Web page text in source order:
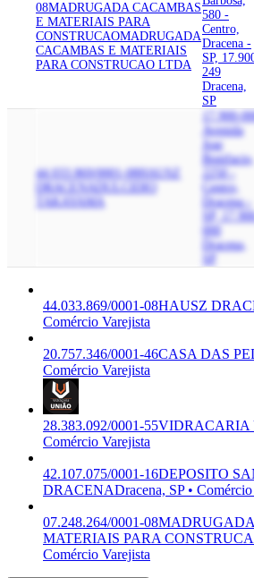
08MADRUGADA CACAMBAS
E MATERIAIS PARA
CONSTRUCAOMADRUGADA
CACAMBAS E MATERIAIS
PARA CONSTRUCAO LTDA
580 -
Centro,
Dracena -
SP,
249
Dracena,
SP
44.033.869/0001-08HAUSZ
DRACENADULCIDIO
TAKAYAMA
17.900-
Avenida
Jose
Bonifacio,
Centro,
Dracena -
SP,
000
Dracena,
44.033.869/0001-08HAUSZ
Comércio Varejista
20.757.346/0001-46CASA DAS
Comércio Varejista
28.383.092/0001-55VIDRACARIA
Comércio Varejista
42.107.075/0001-16DEPOSITO
DRACENADracena, SP •
07.248.264/0001-08
MATERIAIS PARA
Comércio Varejista